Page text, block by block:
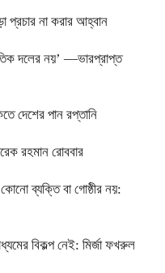
প্রচার না করার আহ্বান
দলের নয়’ —ভারপ্রাপ্ত
দেশের পান রপ্তানি
রহমান রোববার
ব্যক্তি বা গোষ্ঠীর নয়:
বিকল্প নেই: মির্জা ফখরুল